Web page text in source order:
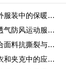
英杰：压花摇粒绒三层复合面料在冬季户外服装中的保暖性能优化研究
英杰：基于压花摇粒绒三层复合面料的高透气防风运动服饰开发
英杰：应用于滑雪服的压花摇粒绒三层复合面料抗撕裂与耐磨性提升技术
英杰：压花摇粒绒三层复合面料在户外风衣和夹克中的应用与性能